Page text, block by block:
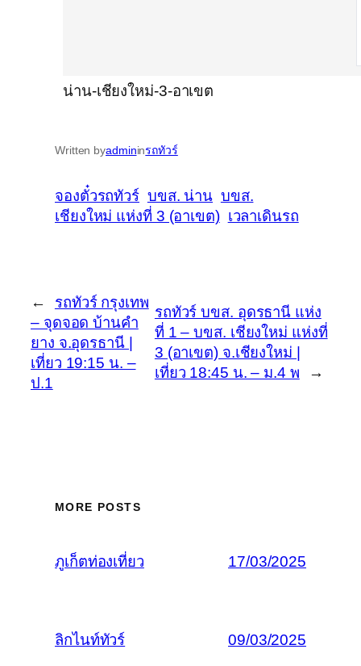
น่าน-เชียงใหม่-3-อาเขต
Written byadmininรถทัวร์
จองตั๋วรถทัวร์ บขส. น่าน บขส.
เชียงใหม่ แห่งที่ 3 (อาเขต) เวลาเดินรถ
←
รถทัวร์ กรุงเทพ
– จุดจอด บ้านคำ
ยาง จ.อุดรธานี |
เที่ยว 19:15 น. –
ป.1
รถทัวร์ บขส. อุดรธานี แห่ง
ที่ 1 – บขส. เชียงใหม่ แห่งที่
3 (อาเขต) จ.เชียงใหม่ |
เที่ยว 18:45 น. – ม.4 พ
→
MORE POSTS
ภูเก็ตท่องเที่ยว 17/03/2025
ลิกไนท์ทัวร์ 09/03/2025